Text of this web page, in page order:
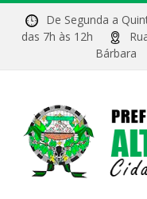
De Segunda a
das 7h às 12h